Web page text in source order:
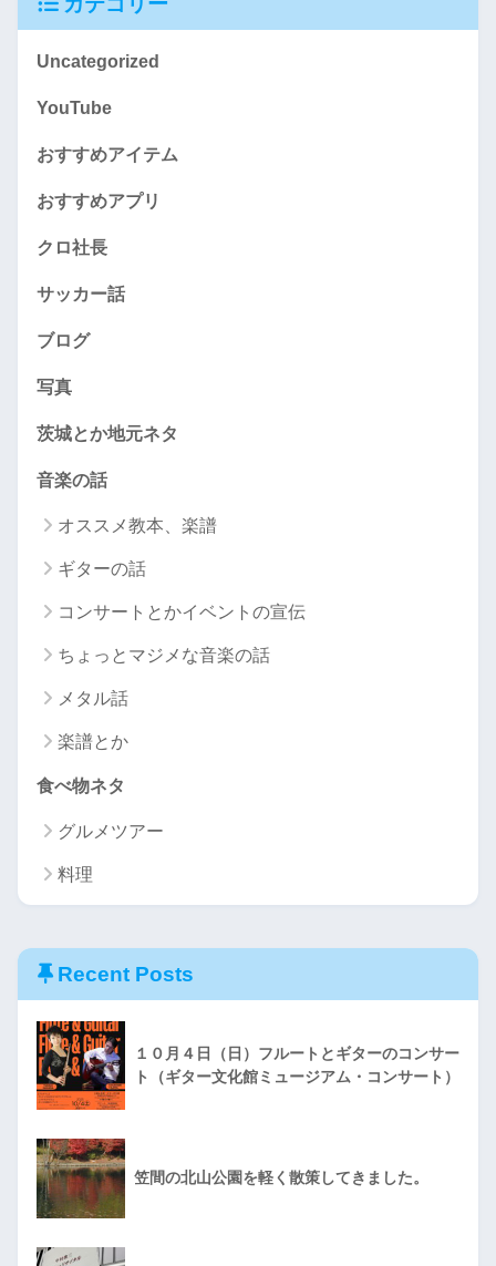
Uncategorized
YouTube
おすすめアイテム
おすすめアプリ
クロ社長
サッカー話
ブログ
写真
茨城とか地元ネタ
音楽の話
オススメ教本、楽譜
ギターの話
コンサートとかイベントの宣伝
ちょっとマジメな音楽の話
メタル話
楽譜とか
食べ物ネタ
グルメツアー
料理
Recent Posts
１０月４日（日）フルートとギターのコンサー
ト（ギター文化館ミュージアム・コンサート）
笠間の北山公園を軽く散策してきました。